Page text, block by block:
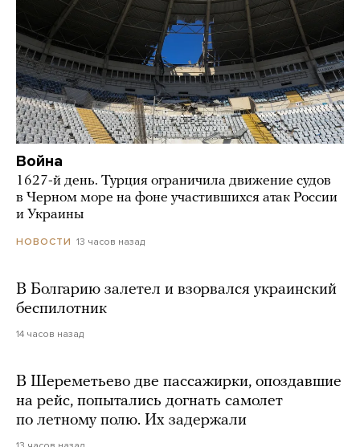
Война
1627-й день. Турция ограничила движение судов
в Черном море на фоне участившихся атак России
и Украины
НОВОСТИ 13 часов назад
В Болгарию залетел и взорвался украинский
беспилотник
14 часов назад
В Шереметьево две пассажирки, опоздавшие
на рейс, попытались догнать самолет
по летному полю. Их задержали